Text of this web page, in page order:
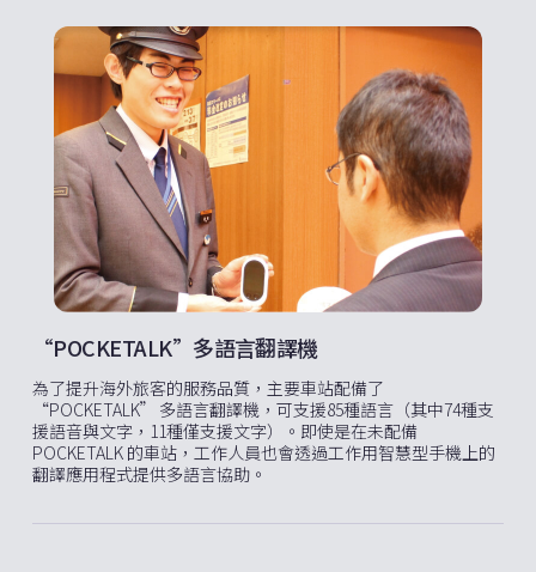
“POCKETALK”多語言翻譯機
為了提升海外旅客的服務品質，主要車站配備了
“POCKETALK” 多語言翻譯機，可支援85種語言（其中74種支
援語音與文字，11種僅支援文字）。即使是在未配備
POCKETALK 的車站，工作人員也會透過工作用智慧型手機上的
翻譯應用程式提供多語言協助。